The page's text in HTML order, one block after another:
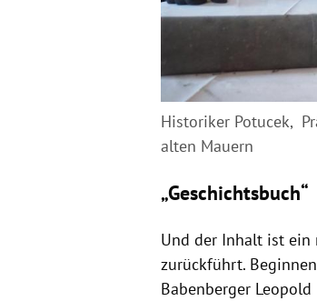
Historiker Potucek,
alten Mauern
„Geschichtsbuch“
Und der Inhalt ist ein
zurückführt.
Babenberger